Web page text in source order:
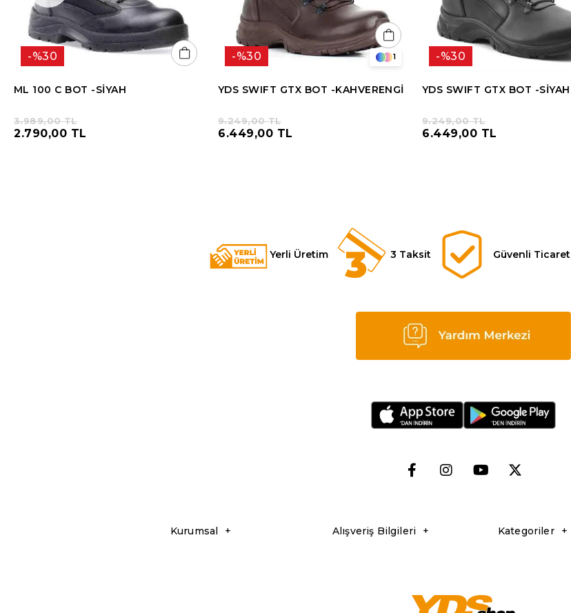
ML 100 C BOT -SİYAH
%30
2.790,00 TL
3.989,00 TL
YDS SWIFT GTX BOT -KAHVERENGİ
%30
6.449,00 TL
9.249,00 TL
1
YDS SWIFT GTX BOT -SİYAH
%30
6.449,00 TL
9.249,00 TL
Yerli Üretim 3 Taksit Güvenli Ticaret
Kurumsal Alışveriş Bilgileri Kategoriler